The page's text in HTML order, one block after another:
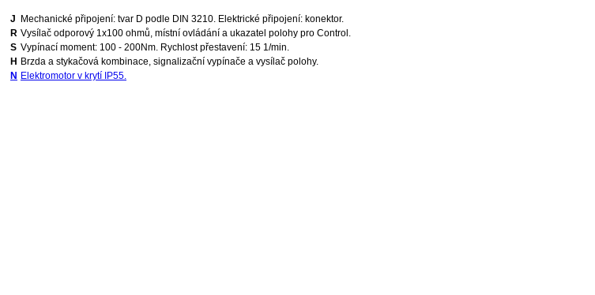
J
Mechanické připojení: tvar D podle DIN 3210. Elektrické připojení: konektor.
R Vysílač odporový 1x100 ohmů, místní ovládání a ukazatel polohy pro Control.
S Vypínací moment: 100 - 200Nm. Rychlost přestavení: 15 1/min.
H Brzda a stykačová kombinace, signalizační vypínače a vysílač polohy.
N Elektromotor v krytí IP55.